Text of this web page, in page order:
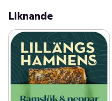
Liknande